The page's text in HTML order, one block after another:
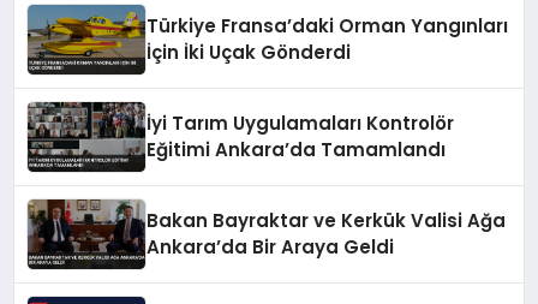
Türkiye Fransa’daki Orman Yangınları
İçin İki Uçak Gönderdi
İyi Tarım Uygulamaları Kontrolör
Eğitimi Ankara’da Tamamlandı
Bakan Bayraktar ve Kerkük Valisi Ağa
Ankara’da Bir Araya Geldi